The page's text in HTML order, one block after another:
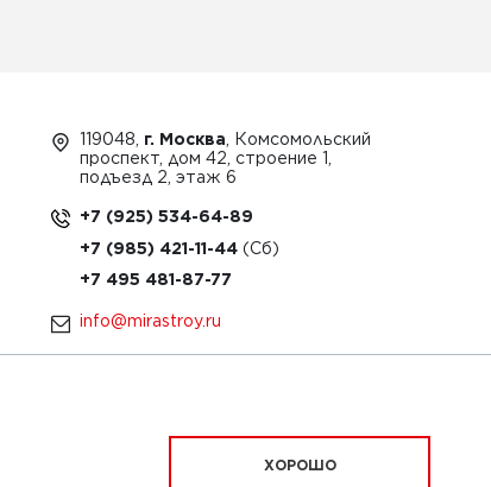
119048, г. Москва , Комсомольский
проспект, дом 42, строение 1,
подъезд 2, этаж 6
+7 (925) 534-64-89
+7 (985) 421-11-44
+7 495 481-87-77
info@mirastroy.ru
ХОРОШО